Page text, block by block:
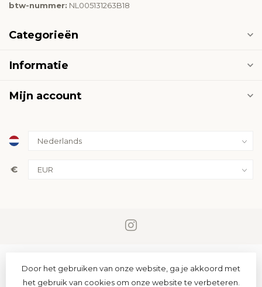
btw-nummer: NL005131263B18
Categorieën
Informatie
Mijn account
€
Door het gebruiken van onze website, ga je akkoord met
het gebruik van cookies om onze website te verbeteren.